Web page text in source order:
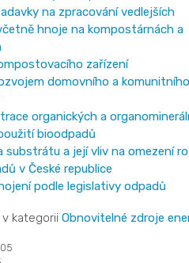
na zpracování vedlejších
hnoje na kompostárnách a
zařízení
domovního a komunitního
organických a
bioodpadů
substrátu a její vliv na omezení
v České republice
podle legislativy odpadů
kategorii Obnovitelné zdroje